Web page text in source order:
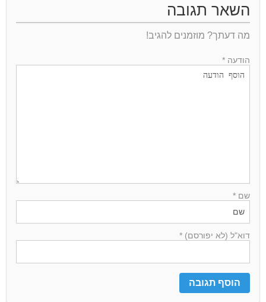
השאר תגובה
מה דעתך? מוזמנים להגיב!
הודעה *
שם *
דוא"ל (לא יפורסם) *